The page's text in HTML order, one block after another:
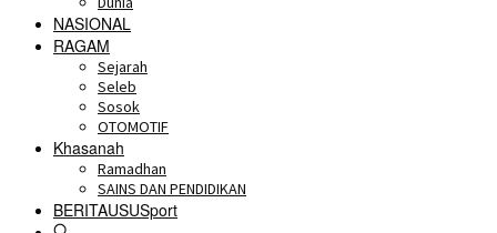
NASIONAL
RAGAM
Sejarah
Seleb
Sosok
OTOMOTIF
Khasanah
Ramadhan
SAINS DAN PENDIDIKAN
BERITAUSUSport